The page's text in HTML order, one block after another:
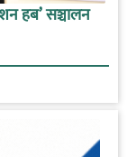
हब’ सञ्चालन